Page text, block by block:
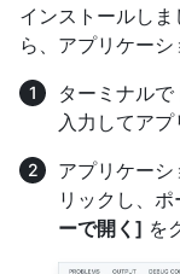
インストールし
ら、アプリケーシ
ターミナルで
入力してアプ
アプリケーシ
リックし、
ーで開く] を